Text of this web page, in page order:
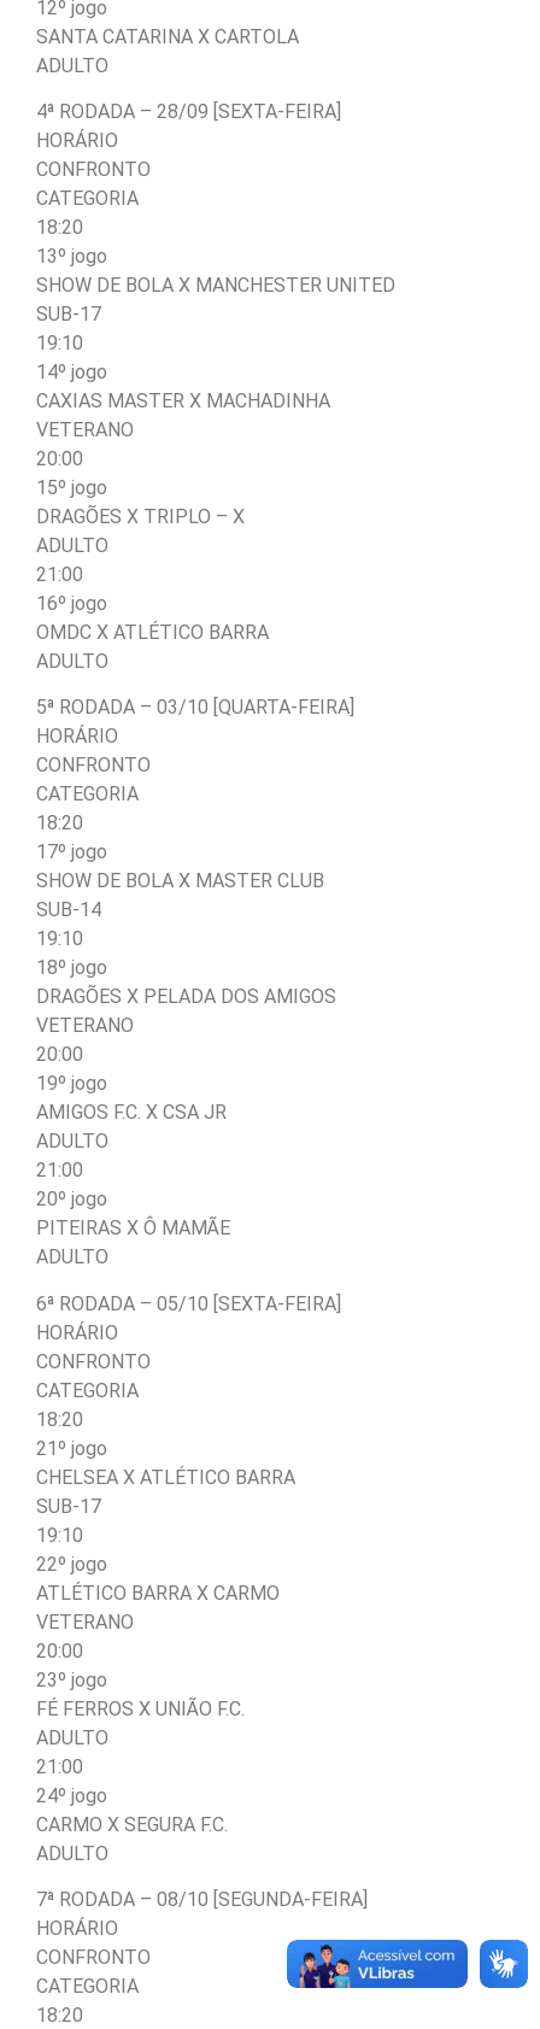
12º jogo
SANTA CATARINA X CARTOLA
ADULTO
4ª RODADA – 28/09 [SEXTA-FEIRA]
HORÁRIO
CONFRONTO
CATEGORIA
18:20
13º jogo
SHOW DE BOLA X MANCHESTER UNITED
SUB-17
19:10
14º jogo
CAXIAS MASTER X MACHADINHA
VETERANO
20:00
15º jogo
DRAGÕES X TRIPLO – X
ADULTO
21:00
16º jogo
OMDC X ATLÉTICO BARRA
ADULTO
5ª RODADA – 03/10 [QUARTA-FEIRA]
HORÁRIO
CONFRONTO
CATEGORIA
18:20
17º jogo
SHOW DE BOLA X MASTER CLUB
SUB-14
19:10
18º jogo
DRAGÕES X PELADA DOS AMIGOS
VETERANO
20:00
19º jogo
AMIGOS F.C. X CSA JR
ADULTO
21:00
20º jogo
PITEIRAS X Ô MAMÃE
ADULTO
6ª RODADA – 05/10 [SEXTA-FEIRA]
HORÁRIO
CONFRONTO
CATEGORIA
18:20
21º jogo
CHELSEA X ATLÉTICO BARRA
SUB-17
19:10
22º jogo
ATLÉTICO BARRA X CARMO
VETERANO
20:00
23º jogo
FÉ FERROS X UNIÃO F.C.
ADULTO
21:00
24º jogo
CARMO X SEGURA F.C.
ADULTO
7ª RODADA – 08/10 [SEGUNDA-FEIRA]
HORÁRIO
CONFRONTO
CATEGORIA
18:20